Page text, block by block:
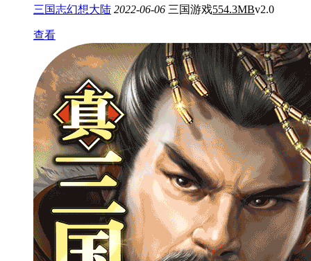
三国志幻想大陆 2022-06-06 三国游戏554.3MBv2.0
查看